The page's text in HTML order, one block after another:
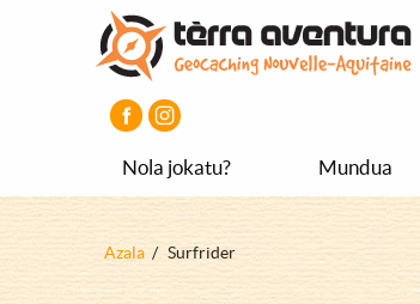
Nola jokatu? Mundua
Fil
Azala Surfrider